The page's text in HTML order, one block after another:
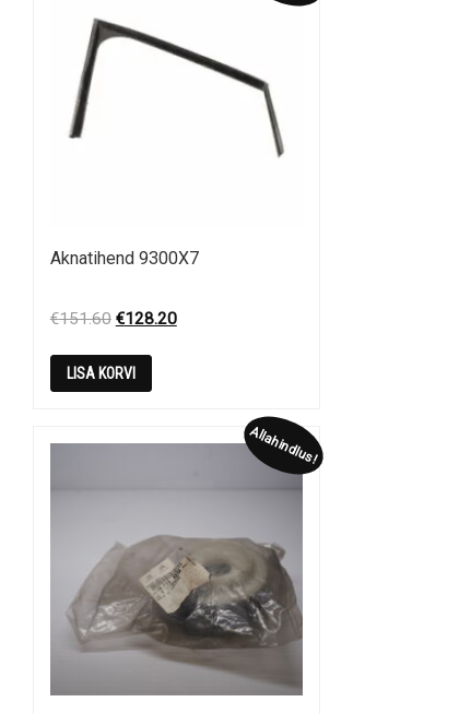
Aknatihend 9300X7
€151.60 Original
was:
€151.60.
€128.20Current
LISA KORVI
Allahindlus!